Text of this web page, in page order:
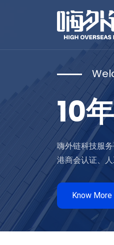
10
嗨外链科技服
港商会认证、
Know More